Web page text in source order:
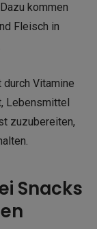
kommen
Fleisch in
Vitamine
Lebensmittel
zuzubereiten,
Snacks